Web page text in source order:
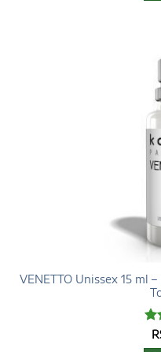
VENETTO Unissex 15 ml
2